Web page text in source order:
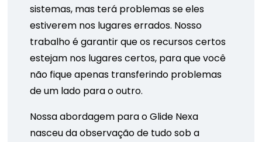
sistemas, mas terá problemas se eles
estiverem nos lugares errados. Nosso
trabalho é garantir que os recursos certos
estejam nos lugares certos, para que você
não fique apenas transferindo problemas
de um lado para o outro.
Nossa abordagem para o Glide Nexa
nasceu da observação de tudo sob a